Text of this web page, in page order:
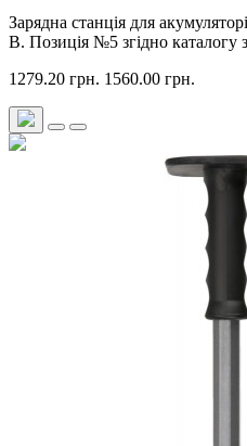
Зарядна станція для
В. Позиція №5 згідно каталогу
1279.20 грн. 1560.00 грн.